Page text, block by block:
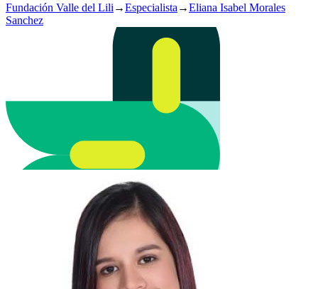
Fundación Valle del Lili →Especialista →Eliana Isabel Morales
Sanchez